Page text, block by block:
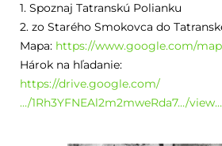
1. Spoznaj Tatranskú Polianku
2. zo Starého Smokovca do
Mapa: https://www.google.com/
Hárok na hľadanie:
https://drive.google.com/
…/1Rh3YFNEAl2m2mweRda7…/view…